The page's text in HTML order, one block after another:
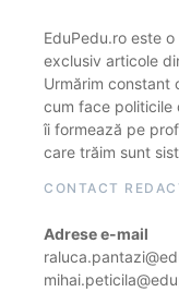
EduPedu.ro este
exclusiv articole
Urmărim constant
cum face politicile
îi formează pe
care trăim sunt
CONTACT
Adrese e-mail